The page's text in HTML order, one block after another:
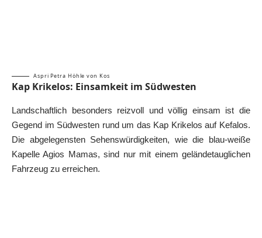
Aspri Petra Höhle von Kos
Kap Krikelos: Einsamkeit im Südwesten
Landschaftlich besonders reizvoll und völlig einsam ist die
Gegend im Südwesten rund um das Kap Krikelos auf Kefalos.
Die abgelegensten Sehenswürdigkeiten, wie die blau-weiße
Kapelle Agios Mamas, sind nur mit einem geländetauglichen
Fahrzeug zu erreichen.